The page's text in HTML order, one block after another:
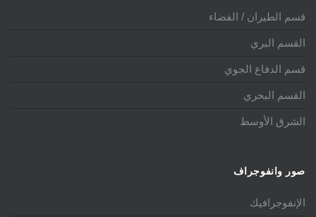
قسم الطيران / الفضاء
القسم البري
قسم الدفاع الجوي
القسم البحري
الشرق الأوسط
صور وانفوجراف
الإنفوجرافيك